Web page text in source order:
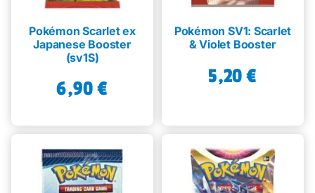
Pokémon Scarlet ex
Japanese Booster
(sv1S)
6,90€
Pokémon SV1: Scarlet
& Violet Booster
5,20€